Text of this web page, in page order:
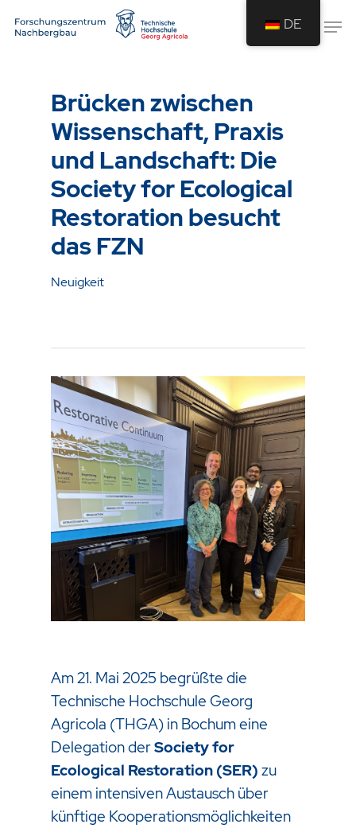
starten oder ESC um die Suche zu
schließen.
Brücken zwischen
Wissenschaft, Praxis
und Landschaft: Die
Society for Ecological
Restoration besucht
das FZN
Neuigkeit
Am 21. Mai 2025 begrüßte die
Technische Hochschule Georg
Agricola (THGA) in Bochum eine
Delegation derSociety for
Ecological Restoration (SER) zu
einem intensiven Austausch über
künftige Kooperationsmöglichkeiten
DE